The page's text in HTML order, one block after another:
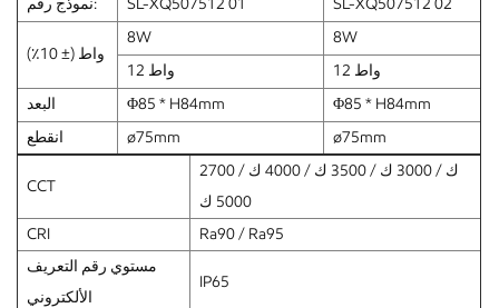
واط (± 10٪)
8W
8W
12 واط
12 واط
البعد
Φ85 * H84mm
Φ85 * H84mm
انقطع
ø75mm ø75mm
CCT
2700 ك / 3000 ك / 3500 ك / 4000 ك /
5000 ك
CRI
Ra90 / Ra95
مستوي رقم التعريف
الألكتروني
IP65